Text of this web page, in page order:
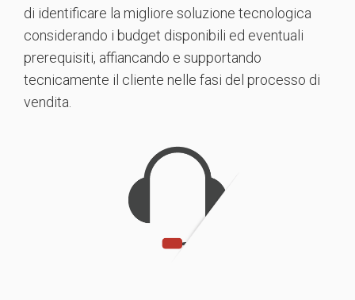
di identificare la migliore soluzione tecnologica
considerando i budget disponibili ed eventuali
prerequisiti, affiancando e supportando
tecnicamente il cliente nelle fasi del processo di
vendita.